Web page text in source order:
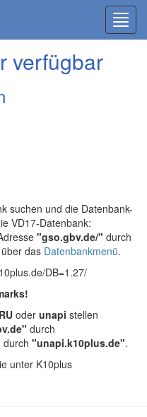
verfügbar
suchen und die Datenbank-
VD17-Datenbank:
"gso.gbv.de/" durch
das Datenbankmenü.
DB=1.27/
oder unapi stellen
durch
durch "unapi.k10plus.de".
unter K10plus